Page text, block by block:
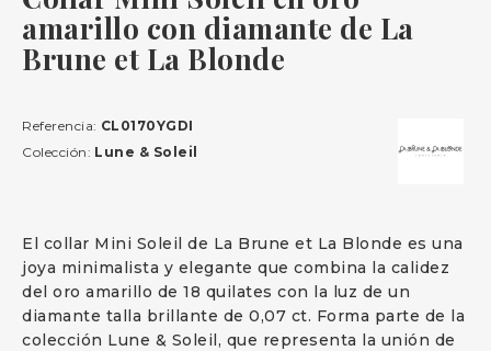
amarillo con diamante de La
Brune et La Blonde
El collar Mini Soleil de La Brune et La Blonde es una
joya minimalista y elegante que combina la calidez
del oro amarillo de 18 quilates con la luz de un
diamante talla brillante de 0,07 ct. Forma parte de la
colección Lune & Soleil, que representa la unión de
Referencia: CL0170YGDI
Colección: Lune & Soleil